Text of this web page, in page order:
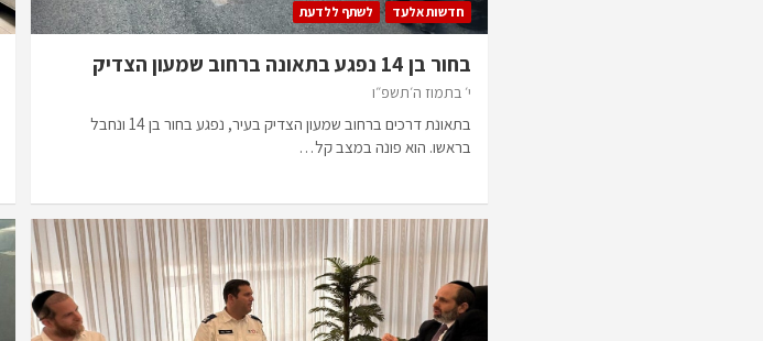
חדשות אלעד לשתף ללדעת
בחור בן 14 נפגע בתאונה ברחוב שמעון הצדיק
י׳ בתמוז ה׳תשפ״ו
בתאונת דרכים ברחוב שמעון הצדיק בעיר, נפגע בחור בן 14 ונחבל
בראשו. הוא פונה במצב קל…